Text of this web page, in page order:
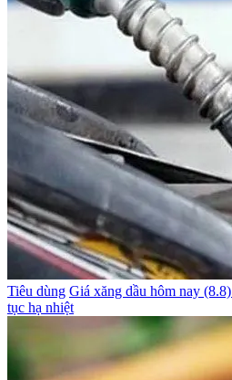
Tiêu dùng Giá xăng dầu hôm nay
tục hạ nhiệt